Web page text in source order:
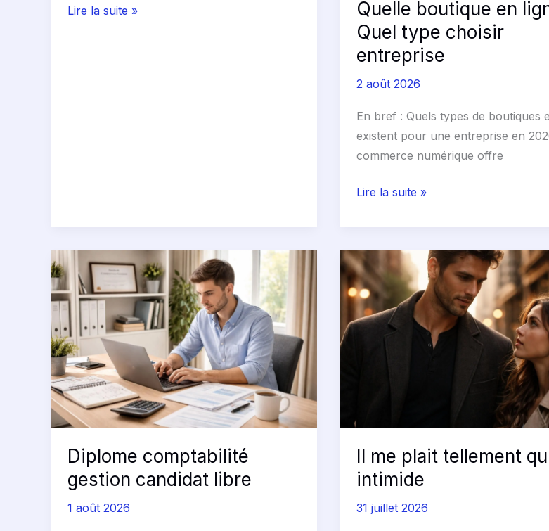
Lire la suite »
Quelle boutique en
Quel type choisir
entreprise
2 août 2026
En bref : Quels types de boutiques
existent pour une entreprise en
commerce numérique offre
Lire la suite »
Diplome comptabilité
gestion candidat libre
1 août 2026
Diplome
comptabilité
gestion
candidat
libre
Il me plait tellement
intimide
31 juillet 2026
Il
me
plait
tellement